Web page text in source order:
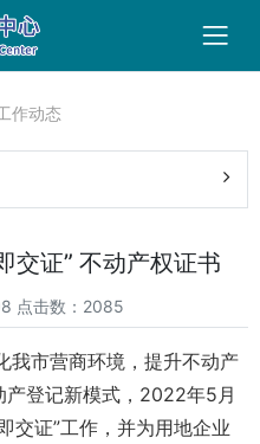
作动态
交证” 不动产权证书
点击数：2085
市营商环境，提升不动产
登记新模式，2022年5月
交证”工作，并为用地企业